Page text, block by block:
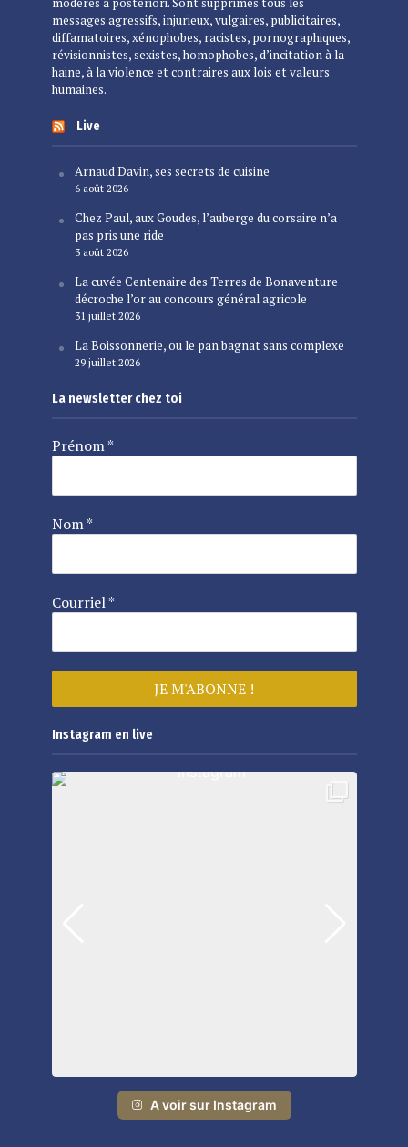
messages agressifs, injurieux, vulgaires, publicitaires,
diffamatoires, xénophobes, racistes, pornographiques,
révisionnistes, sexistes, homophobes, d’incitation à la
haine, à la violence et contraires aux lois et valeurs
humaines.
Live
Arnaud Davin, ses secrets de cuisine
6 août 2026
Chez Paul, aux Goudes, l’auberge du corsaire n’a
pas pris une ride
3 août 2026
La cuvée Centenaire des Terres de Bonaventure
décroche l’or au concours général agricole
31 juillet 2026
La Boissonnerie, ou le pan bagnat sans complexe
29 juillet 2026
La newsletter chez toi
Prénom*
Nom*
Courriel*
Instagram en live
A voir sur Instagram